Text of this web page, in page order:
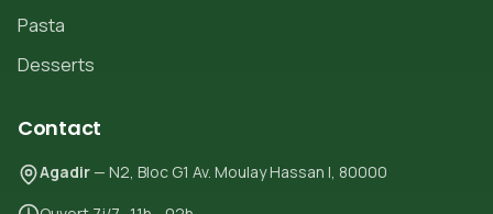
Pasta
Desserts
Contact
Agadir— N2, Bloc G1 Av. Moulay Hassan I, 80000